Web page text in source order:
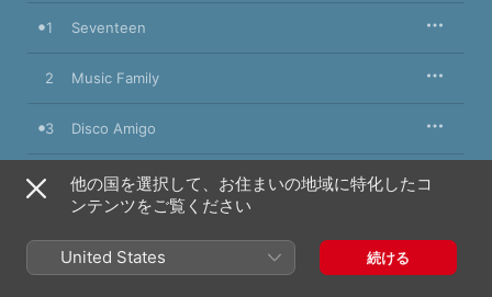
1 Seventeen
2 Music Family
3 Disco Amigo
4 Wake Up!
6 New Journey
他の国を選択して、お住まいの地域に特化したコ
ンテンツをご覧ください
United States 続ける